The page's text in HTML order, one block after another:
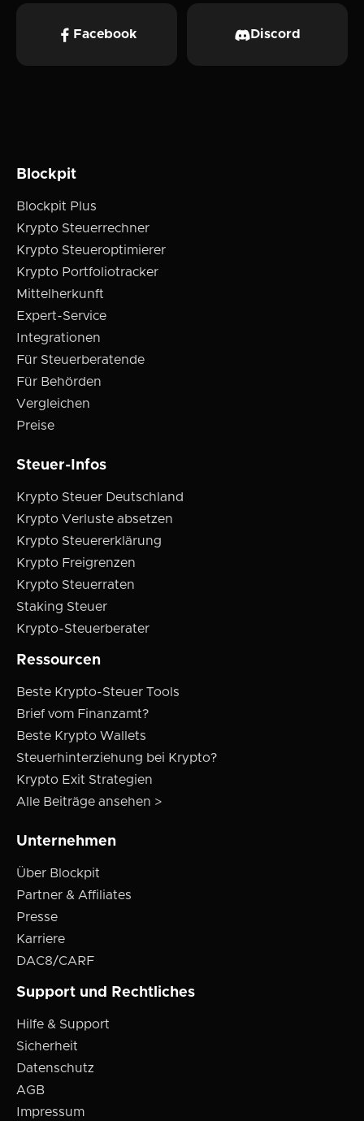
Facebook Discord
Blockpit
Blockpit Plus
Krypto Steuerrechner
Krypto Steueroptimierer
Krypto Portfoliotracker
Mittelherkunft
Expert-Service
Integrationen
Für Steuerberatende
Für Behörden
Vergleichen
Preise
Steuer-Infos
Krypto Steuer Deutschland
Krypto Verluste absetzen
Krypto Steuererklärung
Krypto Freigrenzen
Krypto Steuerraten
Staking Steuer
Krypto-Steuerberater
Ressourcen
Beste Krypto-Steuer Tools
Brief vom Finanzamt?
Beste Krypto Wallets
Steuerhinterziehung bei Krypto?
Krypto Exit Strategien
Alle Beiträge ansehen >
Unternehmen
Über Blockpit
Partner & Affiliates
Presse
Karriere
DAC8/CARF
Support und Rechtliches
Hilfe & Support
Sicherheit
Datenschutz
AGB
Impressum